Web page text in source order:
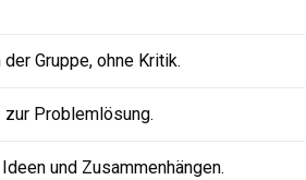
Gruppe, ohne Kritik.
Problemlösung.
und Zusammenhängen.